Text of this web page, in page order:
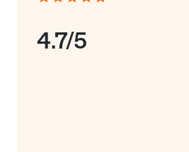
4.7/5